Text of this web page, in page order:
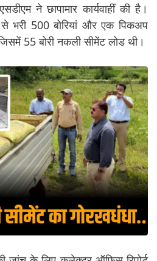
ने छापामार कार्यवाहीं की है।
भरी 500 बोरियां और एक पिकअप
55 बोरी नकली सीमेंट लोड थी।